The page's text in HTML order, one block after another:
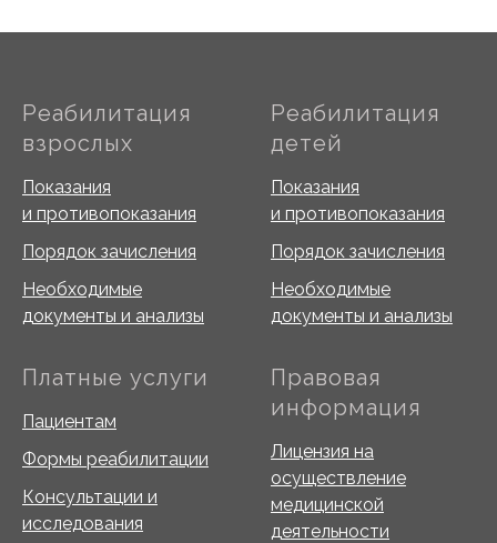
Реабилитация
взрослых
Показания
и противопоказания
Порядок зачисления
Необходимые
документы и анализы
Реабилитация
детей
Показания
и противопоказания
Порядок зачисления
Необходимые
документы и анализы
Платные услуги
Пациентам
Формы реабилитации
Консультации и
исследования
Правовая
информация
Лицензия на
осуществление
медицинской
деятельности